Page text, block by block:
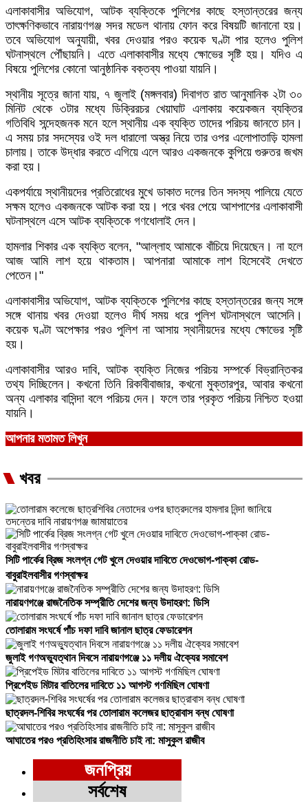
এলাকাবাসীর অভিযোগ, আটক ব্যক্তিকে পুলিশের কাছে হস্তান্তরের জন্য
তাৎক্ষণিকভাবে নারায়ণগঞ্জ সদর মডেল থানায় ফোন করে বিষয়টি জানানো হয়।
তবে অভিযোগ অনুযায়ী, খবর দেওয়ার পরও কয়েক ঘণ্টা পার হলেও পুলিশ
ঘটনাস্থলে পৌঁছায়নি। এতে এলাকাবাসীর মধ্যে ক্ষোভের সৃষ্টি হয়। যদিও এ
বিষয়ে পুলিশের কোনো আনুষ্ঠানিক বক্তব্য পাওয়া যায়নি।
স্থানীয় সূত্রে জানা যায়, ৭ জুলাই (মঙ্গলবার) দিবাগত রাত আনুমানিক ২টা ৩০
মিনিট থেকে ৩টার মধ্যে ডিক্রিরচর খেয়াঘাট এলাকায় কয়েকজন ব্যক্তির
গতিবিধি সন্দেহজনক মনে হলে স্থানীয় এক ব্যক্তি তাদের পরিচয় জানতে চান।
এ সময় চার সদস্যের ওই দল ধারালো অস্ত্র নিয়ে তার ওপর এলোপাতাড়ি হামলা
চালায়। তাকে উদ্ধার করতে এগিয়ে এলে আরও একজনকে কুপিয়ে গুরুতর জখম
করা হয়।
একপর্যায়ে স্থানীয়দের প্রতিরোধের মুখে ডাকাত দলের তিন সদস্য পালিয়ে যেতে
সক্ষম হলেও একজনকে আটক করা হয়। পরে খবর পেয়ে আশপাশের এলাকাবাসী
ঘটনাস্থলে এসে আটক ব্যক্তিকে গণধোলাই দেন।
হামলার শিকার এক ব্যক্তি বলেন, "আল্লাহ আমাকে বাঁচিয়ে দিয়েছেন। না হলে
আজ আমি লাশ হয়ে থাকতাম। আপনারা আমাকে লাশ হিসেবেই দেখতে
পেতেন।"
এলাকাবাসীর অভিযোগ, আটক ব্যক্তিকে পুলিশের কাছে হস্তান্তরের জন্য সঙ্গে
সঙ্গে থানায় খবর দেওয়া হলেও দীর্ঘ সময় ধরে পুলিশ ঘটনাস্থলে আসেনি।
কয়েক ঘণ্টা অপেক্ষার পরও পুলিশ না আসায় স্থানীয়দের মধ্যে ক্ষোভের সৃষ্টি
হয়।
এলাকাবাসীর আরও দাবি, আটক ব্যক্তি নিজের পরিচয় সম্পর্কে বিভ্রান্তিকর
তথ্য দিচ্ছিলেন। কখনো তিনি রিকাবীবাজার, কখনো মুক্তারপুর, আবার কখনো
অন্য এলাকার বাসিন্দা বলে পরিচয় দেন। ফলে তার প্রকৃত পরিচয় নিশ্চিত হওয়া
যায়নি।
আপনার মতামত লিখুন
খবর
সিটি পার্কের ব্রিজ সংলগ্ন গেট খুলে দেওয়ার দাবিতে দেওভোগ-পাক্কা রোড-
বাবুরাইলবাসীর গণস্বাক্ষর
নারায়ণগঞ্জে রাজনৈতিক সম্প্রীতি দেশের জন্য উদাহরণ: ডিসি
তোলারাম সংঘর্ষে পাঁচ দফা দাবি জানাল ছাত্র ফেডারেশন
জুলাই গণঅভ্যুত্থান দিবসে নারায়ণগঞ্জে ১১ দলীয় ঐক্যের সমাবেশ
প্রিপেইড মিটার বাতিলের দাবিতে ১১ আগস্ট গণমিছিল ঘোষণা
ছাত্রদল-শিবির সংঘর্ষের পর তোলারাম কলেজর ছাত্রাবাস বন্ধ ঘোষণা
আঘাতের পরও প্রতিহিংসার রাজনীতি চাই না: মাসুকুল রাজীব
জনপ্রিয়
সর্বশেষ